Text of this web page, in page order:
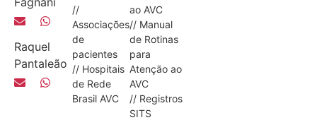
Raquel
Pantaleão
//
Associações
de
pacientes
// Hospitais
de Rede
Brasil AVC
ao AVC
// Manual
de Rotinas
para
Atenção ao
AVC
// Registros
SITS